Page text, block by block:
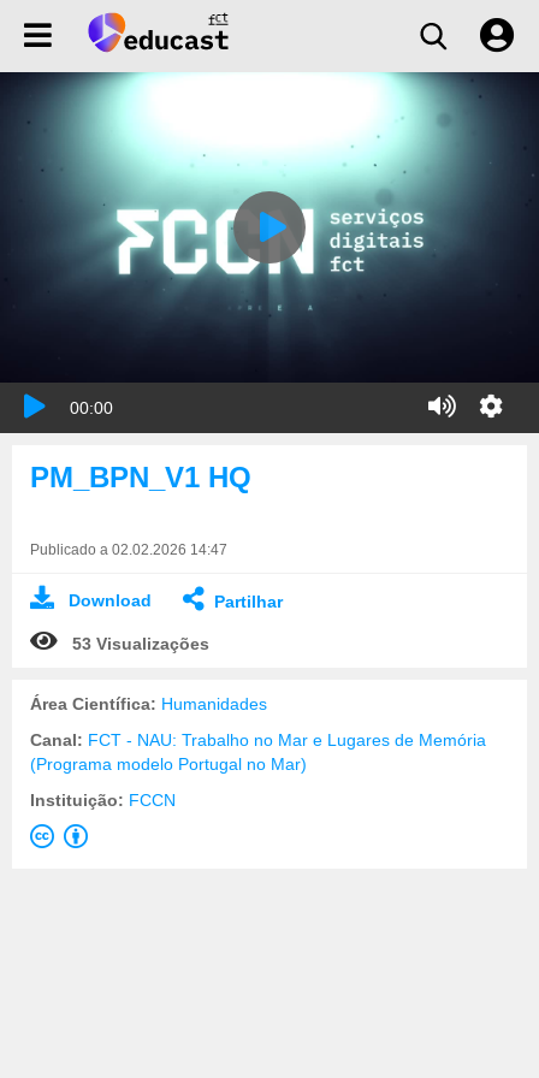
00:00
PM_BPN_V1 HQ
Publicado a 02.02.2026 14:47
Download Partilhar
53 Visualizações
Área Científica: Humanidades
Canal: FCT - NAU: Trabalho no Mar e Lugares de Memória
(Programa modelo Portugal no Mar)
Instituição: FCCN